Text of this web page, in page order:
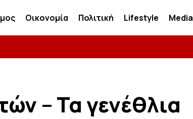
Οικονομία Πολιτική Lifestyle Media
– Τα γενέθλια